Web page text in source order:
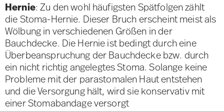
Hernie: Zu den wohl häufigsten Spätfolgen zählt
die Stoma-Hernie. Dieser Bruch erscheint meist als
Wölbung in verschiedenen Größen in der
Bauchdecke. Die Hernie ist bedingt durch eine
Überbeanspruchung der Bauchdecke bzw. durch
ein nicht richtig angelegtes Stoma. Solange keine
Probleme mit der parastomalen Haut entstehen
und die Versorgung hält, wird sie konservativ mit
einer Stomabandage versorgt